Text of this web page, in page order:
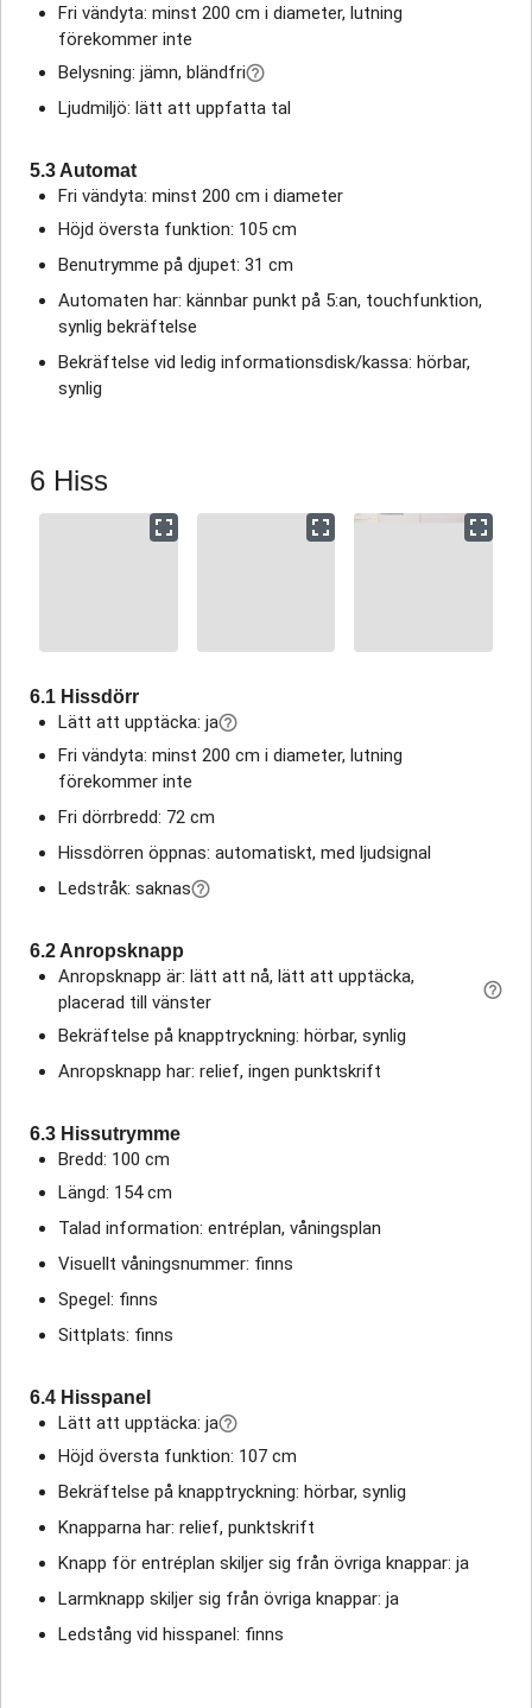
Fri vändyta: minst 200 cm i diameter, lutning
förekommer inte
Belysning: jämn, bländfri
Ljudmiljö: lätt att uppfatta tal
5.3 Automat
Fri vändyta: minst 200 cm i diameter
Höjd översta funktion: 105 cm
Benutrymme på djupet: 31 cm
Automaten har: kännbar punkt på 5:an, touchfunktion,
synlig bekräftelse
Bekräftelse vid ledig informationsdisk/kassa: hörbar,
synlig
6 Hiss
6.1 Hissdörr
Lätt att upptäcka: ja
Fri vändyta: minst 200 cm i diameter, lutning
förekommer inte
Fri dörrbredd: 72 cm
Hissdörren öppnas: automatiskt, med ljudsignal
Ledstråk: saknas
6.2 Anropsknapp
Anropsknapp är: lätt att nå, lätt att upptäcka,
placerad till vänster
Bekräftelse på knapptryckning: hörbar, synlig
Anropsknapp har: relief, ingen punktskrift
6.3 Hissutrymme
Bredd: 100 cm
Längd: 154 cm
Talad information: entréplan, våningsplan
Visuellt våningsnummer: finns
Spegel: finns
Sittplats: finns
6.4 Hisspanel
Lätt att upptäcka: ja
Höjd översta funktion: 107 cm
Bekräftelse på knapptryckning: hörbar, synlig
Knapparna har: relief, punktskrift
Knapp för entréplan skiljer sig från övriga knappar: ja
Larmknapp skiljer sig från övriga knappar: ja
Ledstång vid hisspanel: finns